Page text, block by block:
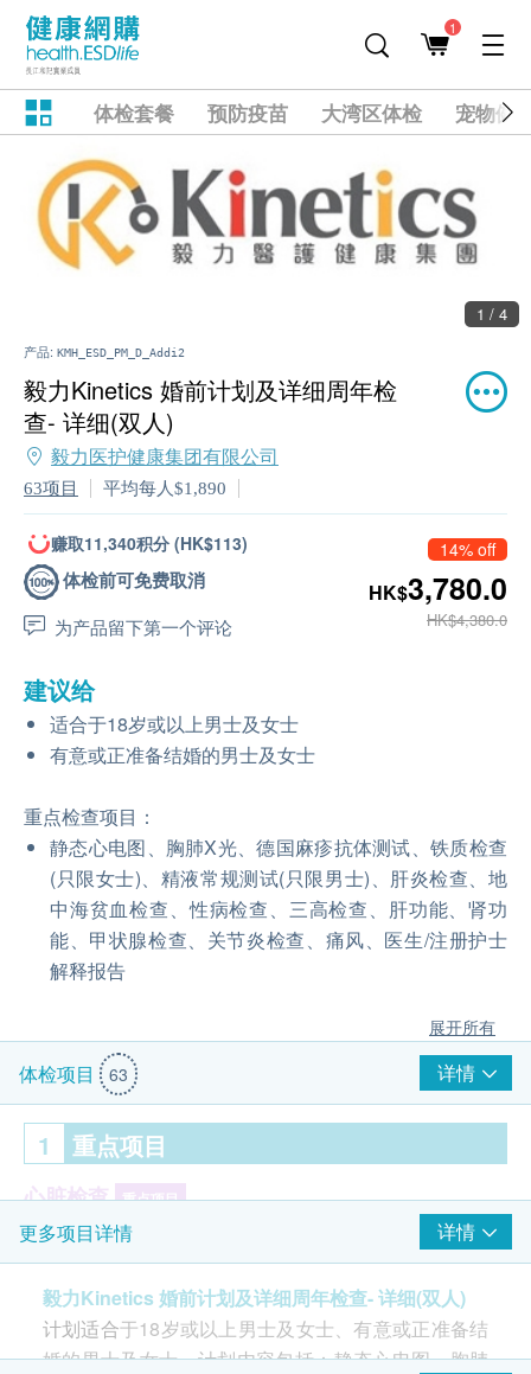
1
体检套餐 预防疫苗 大湾区体检 宠物健
1 / 4
产品: KMH_ESD_PM_D_Addi2
毅力Kinetics 婚前计划及详细周年检
查- 详细(双人)
毅力医护健康集团有限公司
63项目 平均每人$1,890
赚取11,340积分 (HK$113)
体检前可免费取消
为产品留下第一个评论
14% off
HK$3,780.0
HK$4,380.0
建议给
适合于18岁或以上男士及女士
有意或正准备结婚的男士及女士
重点检查项目：
静态心电图、胸肺X光、德国麻疹抗体测试、铁质检查
(只限女士)、精液常规测试(只限男士)、肝炎检查、地
中海贫血检查、性病检查、三高检查、肝功能、肾功
能、甲状腺检查、关节炎检查、痛风、医生/注册护士
解释报告
展开所有
体检项目 63 详情
1 重点项目
心脏检查 重点项目
静态心电图
肺功能 重点项目
胸肺X光
更多项目详情 详情
毅力Kinetics 婚前计划及详细周年检查- 详细(双人)
计划适合于18岁或以上男士及女士、有意或正准备结
婚的男士及女士。计划内容包括：静态心电图、胸肺